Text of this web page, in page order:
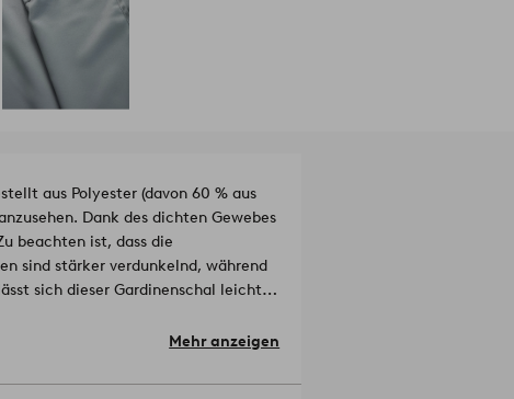
aus Polyester (davon 60 % aus
Dank des dichten Gewebes
beachten ist, dass die
sind stärker verdunkelnd, während
sich dieser Gardinenschal leicht
g/m².
verwertet werden. So erhalten
die Länge angeben.
Mehr anzeigen